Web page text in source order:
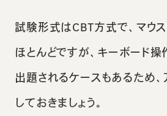
試験形式はCBT方式で、マウ
ほとんどですが、キーボード
出題されるケースもあるため
しておきましょう。